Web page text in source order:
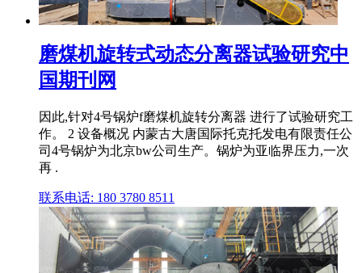
磨煤机旋转式动态分离器试验研究中
国期刊网
因此,针对4号锅炉f磨煤机旋转分离器 进行了试验研究工
作。 2 设备概况 内蒙古大唐国际托克托发电有限责任公
司4号锅炉为北京bw公司生产。锅炉为亚临界压力,一次
再 .
联系电话: 180 3780 8511